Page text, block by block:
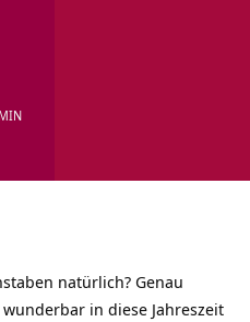
natürlich? Genau
in diese Jahreszeit